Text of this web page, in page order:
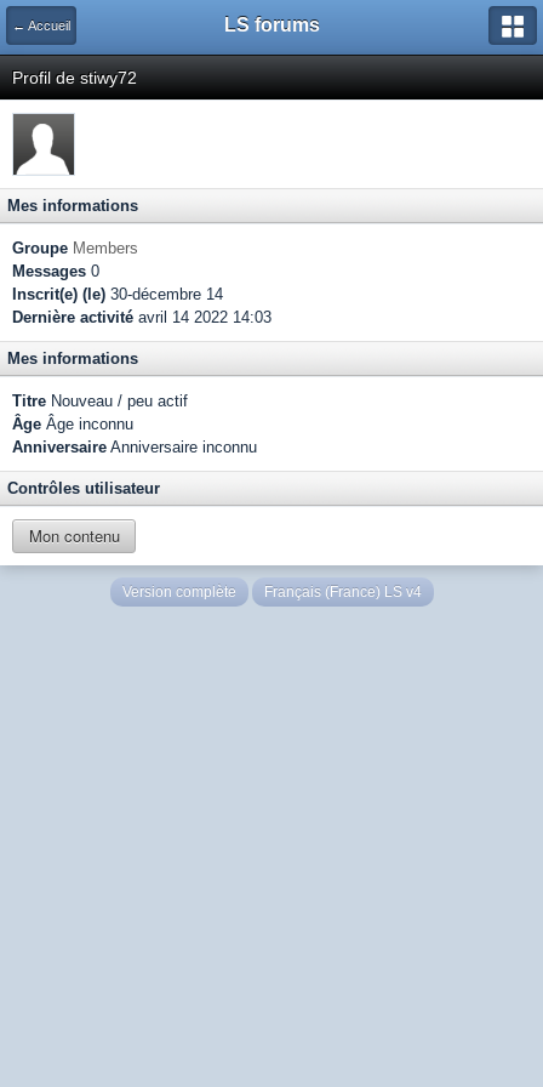
← Accueil LS forums
Profil de stiwy72
Mes informations
Groupe Members
Messages 0
Inscrit(e) (le) 30-décembre 14
Dernière activité avril 14 2022 14:03
Mes informations
Titre Nouveau / peu actif
Âge Âge inconnu
Anniversaire Anniversaire inconnu
Contrôles utilisateur
Mon contenu
Version complète Français (France) LS v4